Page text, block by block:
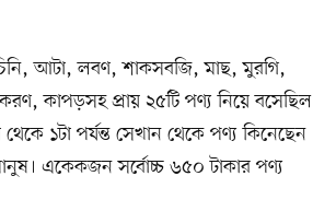
আটা, লবণ, শাকসবজি, মাছ, মুরগি,
কাপড়সহ প্রায় ২৫টি পণ্য নিয়ে বসেছিল
থেকে ১টা পর্যন্ত সেখান থেকে পণ্য কিনেছেন
একেকজন সর্বোচ্চ ৬৫০ টাকার পণ্য